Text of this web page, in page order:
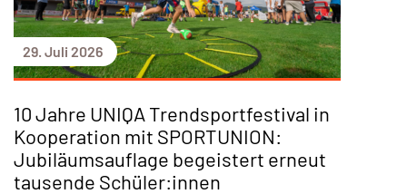
29. Juli 2026
10 Jahre UNIQA Trendsportfestival in
Kooperation mit SPORTUNION:
Jubiläumsauflage begeistert erneut
tausende Schüler:innen